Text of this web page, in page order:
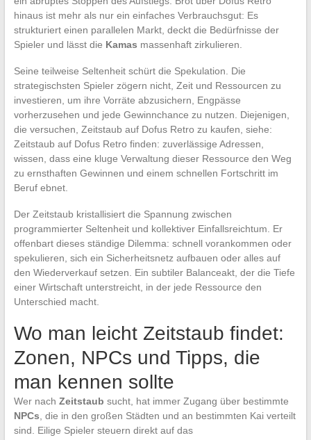
hinaus ist mehr als nur ein einfaches Verbrauchsgut: Es
strukturiert einen parallelen Markt, deckt die Bedürfnisse der
Spieler und lässt die Kamas massenhaft zirkulieren.
Seine teilweise Seltenheit schürt die Spekulation. Die
strategischsten Spieler zögern nicht, Zeit und Ressourcen zu
investieren, um ihre Vorräte abzusichern, Engpässe
vorherzusehen und jede Gewinnchance zu nutzen. Diejenigen,
die versuchen, Zeitstaub auf Dofus Retro zu kaufen, siehe:
Zeitstaub auf Dofus Retro finden: zuverlässige Adressen,
wissen, dass eine kluge Verwaltung dieser Ressource den Weg
zu ernsthaften Gewinnen und einem schnellen Fortschritt im
Beruf ebnet.
Der Zeitstaub kristallisiert die Spannung zwischen
programmierter Seltenheit und kollektiver Einfallsreichtum. Er
offenbart dieses ständige Dilemma: schnell vorankommen oder
spekulieren, sich ein Sicherheitsnetz aufbauen oder alles auf
den Wiederverkauf setzen. Ein subtiler Balanceakt, der die Tiefe
einer Wirtschaft unterstreicht, in der jede Ressource den
Unterschied macht.
Wo man leicht Zeitstaub findet:
Zonen, NPCs und Tipps, die
man kennen sollte
Wer nach Zeitstaub sucht, hat immer Zugang über bestimmte
NPCs , die in den großen Städten und an bestimmten Kai verteilt
sind. Eilige Spieler steuern direkt auf das